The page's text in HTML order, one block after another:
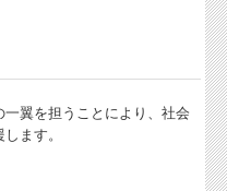
翼を担うことにより、社会
ます。